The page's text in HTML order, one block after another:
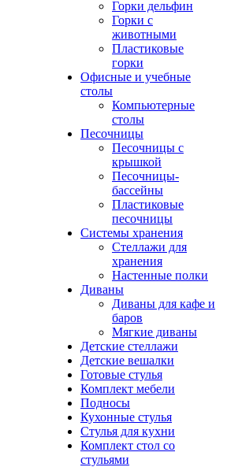
Горки дельфин
Горки с
животными
Пластиковые
горки
Офисные и учебные
столы
Компьютерные
столы
Песочницы
Песочницы с
крышкой
Песочницы-
бассейны
Пластиковые
песочницы
Системы хранения
Стеллажи для
хранения
Настенные полки
Диваны
Диваны для кафе и
баров
Мягкие диваны
Детские стеллажи
Детские вешалки
Готовые стулья
Комплект мебели
Подносы
Кухонные стулья
Стулья для кухни
Комплект стол со
стульями